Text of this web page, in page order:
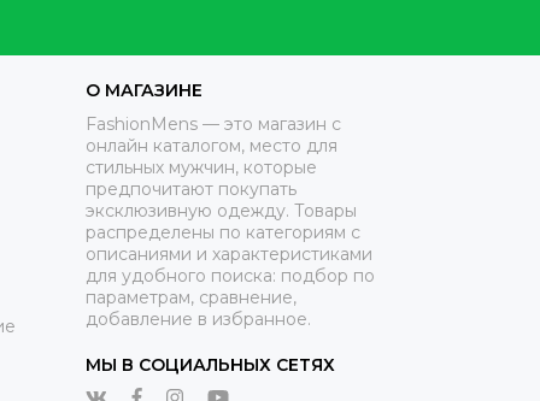
О МАГАЗИНЕ
FashionMens — это магазин с
онлайн каталогом, место для
стильных мужчин, которые
предпочитают покупать
эксклюзивную одежду. Товары
распределены по категориям с
описаниями и характеристиками
для удобного поиска: подбор по
параметрам, сравнение,
добавление в избранное.
МЫ В СОЦИАЛЬНЫХ СЕТЯХ